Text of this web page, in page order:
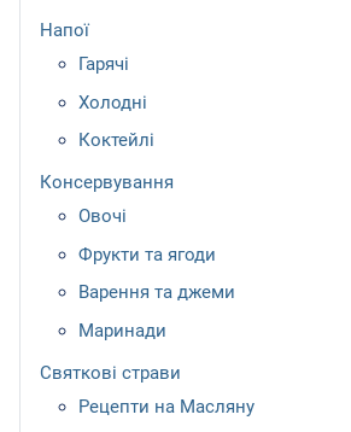
Напої
Гарячі
Холодні
Коктейлі
Консервування
Овочі
Фрукти та ягоди
Варення та джеми
Маринади
Святкові страви
Рецепти на Масляну